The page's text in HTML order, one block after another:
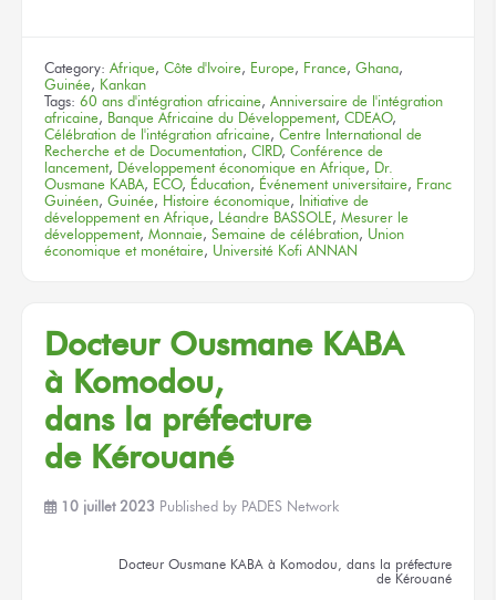
Category: Afrique, Côte d'Ivoire, Europe, France, Ghana,
Guinée, Kankan
Tags: 60 ans d'intégration africaine, Anniversaire de l'intégration
africaine, Banque Africaine du Développement, CDEAO,
Célébration de l'intégration africaine, Centre International de
Recherche et de Documentation, CIRD, Conférence de
lancement, Développement économique en Afrique, Dr.
Ousmane KABA, ECO, Éducation, Événement universitaire, Franc
Guinéen, Guinée, Histoire économique, Initiative de
développement en Afrique, Léandre BASSOLE, Mesurer le
développement, Monnaie, Semaine de célébration, Union
économique et monétaire, Université Kofi ANNAN
Docteur Ousmane KABA
à Komodou,
dans la préfecture
de Kérouané
10 juillet 2023 Published by PADES Network
Docteur Ousmane KABA à Komodou, dans la préfecture
de Kérouané